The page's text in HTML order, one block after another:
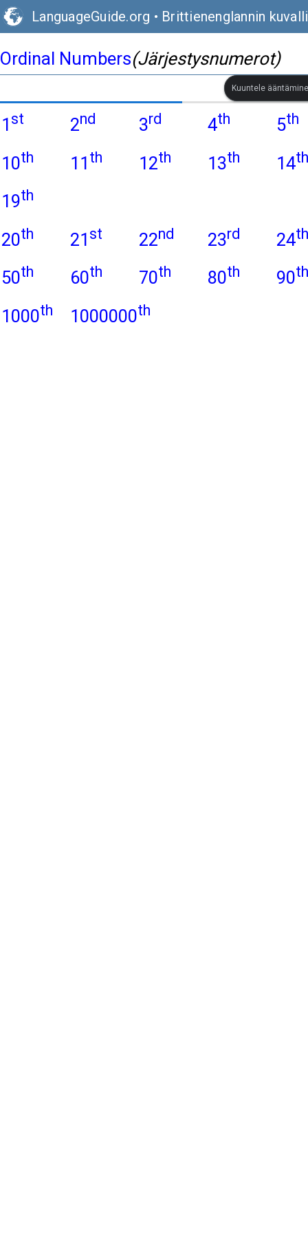
LanguageGuide.org • Brittienenglannin
Ordinal Numbers(Järjestysnumerot)
Kuuntele
1 st 2nd 3rd 4th 5th
10th 11 th 12th 13th 14th
19th
20th 21 st 22nd 23rd 24th
50th 60th 70th 80th 90th
1000th 1000000th